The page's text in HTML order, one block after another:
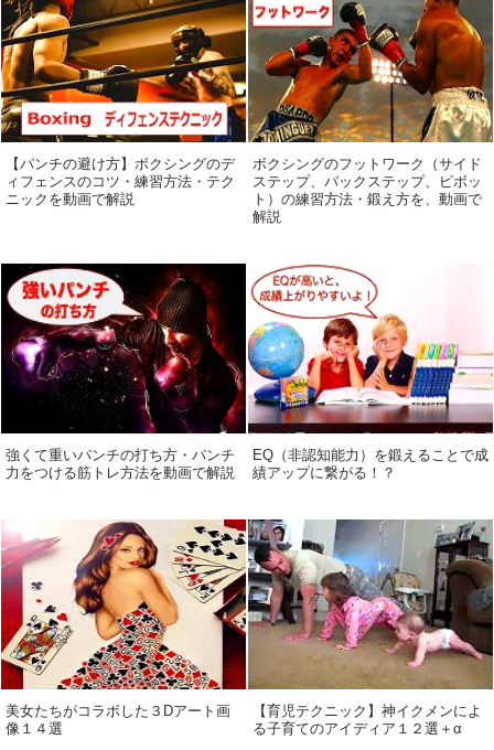
【パンチの避け方】ボクシングのデ
ィフェンスのコツ・練習方法・テク
ニックを動画で解説
ボクシングのフットワーク（サイド
ステップ、バックステップ、ピボッ
ト）の練習方法・鍛え方を、動画で
解説
強くて重いパンチの打ち方・パンチ
力をつける筋トレ方法を動画で解説
EQ（非認知能力）を鍛えることで成
績アップに繋がる！？
美女たちがコラボした３Dアート画
像１４選
【育児テクニック】神イクメンによ
る子育てのアイディア１２選＋α